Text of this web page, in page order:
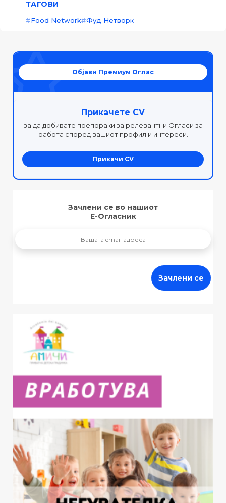
ТАГОВИ
Food Network Фуд Нетворк
Објави Премиум Оглас
Прикачете CV
за да добивате препораки за релевантни Огласи за
работа според вашиот профил и интереси.
Прикачи CV
Зачлени се во нашиот
Е-Огласник